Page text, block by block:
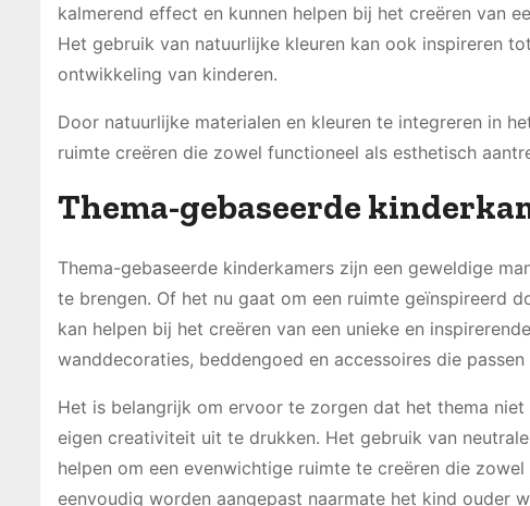
kalmerend effect en kunnen helpen bij het creëren van
Het gebruik van natuurlijke kleuren kan ook inspireren
ontwikkeling van kinderen.
Door natuurlijke materialen en kleuren te integreren in
ruimte creëren die zowel functioneel als esthetisch
Thema-gebaseerde
Thema-gebaseerde kinderkamers zijn een geweldige
te brengen. Of het nu gaat om een ruimte geïnspireerd
kan helpen bij het creëren van een unieke en
wanddecoraties, beddengoed en accessoires die
Het is belangrijk om ervoor te zorgen dat het thema
eigen creativiteit uit te drukken. Het gebruik van
helpen om een evenwichtige ruimte te creëren die
eenvoudig worden aangepast naarmate het kind ouder